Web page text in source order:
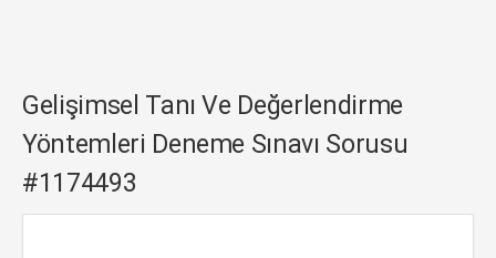
Gelişimsel Tanı Ve Değerlendirme
Yöntemleri Deneme Sınavı Sorusu
#1174493